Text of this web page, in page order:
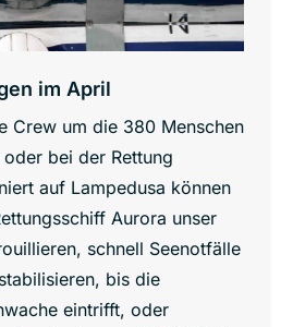
im April
Crew um die 380 Menschen
bei der Rettung
auf Lampedusa können
Aurora unser
schnell Seenotfälle
bis die
eintrifft, oder